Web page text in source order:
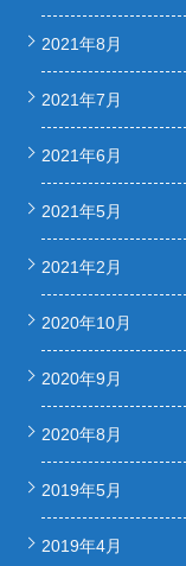
2021年8月
2021年7月
2021年6月
2021年5月
2021年2月
2020年10月
2020年9月
2020年8月
2019年5月
2019年4月